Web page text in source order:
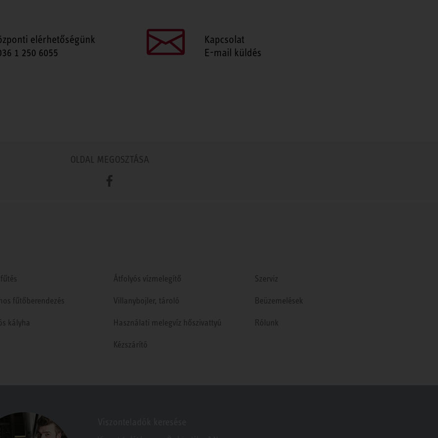
elérhetőségünk
1 250 6055
Kapcsolat
E-mail küldés
OLDAL MEGOSZTÁSA
Facebook
fűtőberendezés
kályha
Átfolyós vízmelegítő
Villanybojler, tároló
Használati melegvíz hőszivattyú
Kézszárító
Szerviz
Beüzemelések
Rólunk